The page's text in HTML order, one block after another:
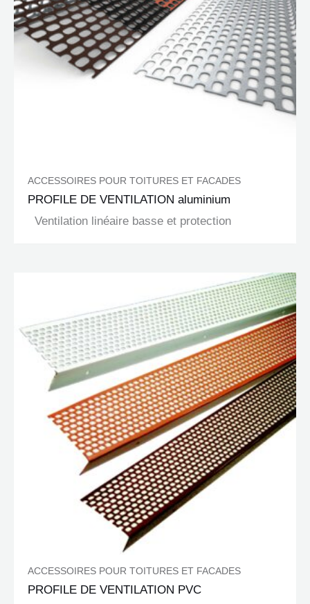
ACCESSOIRES POUR TOITURES ET FACADES
PROFILE DE VENTILATION aluminium
Ventilation linéaire basse et protection
ACCESSOIRES POUR TOITURES ET FACADES
PROFILE DE VENTILATION PVC